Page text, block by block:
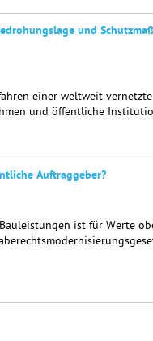
und
einer weltweit
und öffentliche
Auftraggeber?
ist für Werte